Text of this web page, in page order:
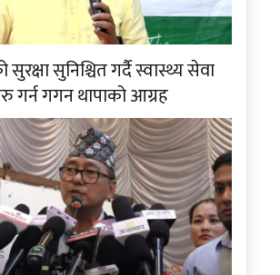
सुनिश्चित गर्दै स्वास्थ्य सेवा
गर्न गगन थापाको आग्रह